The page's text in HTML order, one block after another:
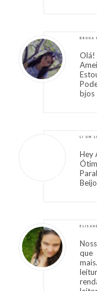
BRUNA
Olá!
bjos
LI UM
Hey
que